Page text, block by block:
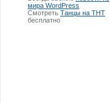
мира WordPress
Смотреть Танцы на ТНТ
бесплатно